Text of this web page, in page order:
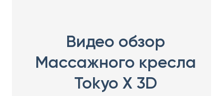
Видео обзор
Массажного кресла
Tokyo X 3D